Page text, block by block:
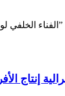
لأنها
إنتاج